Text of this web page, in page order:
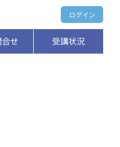
ログイン
せ 受講状況